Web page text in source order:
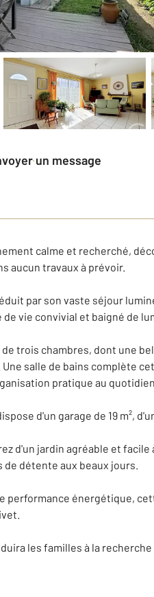
un message
calme et recherché,
aucun travaux à prévoir.
par son vaste séjour
de vie convivial et baigné de
trois chambres, dont une
salle de bains complète
pratique au
d'un garage de 19 m²,
d'un jardin agréable et
détente aux beaux jours.
performance énergétique,
les familles à la